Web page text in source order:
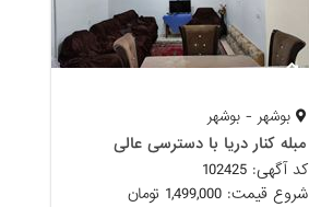
بوشهر - بوشهر
مبله کنار دریا با دسترسی عالی
کد آگهی: 102425
شروع قیمت: 1,499,000 تومان